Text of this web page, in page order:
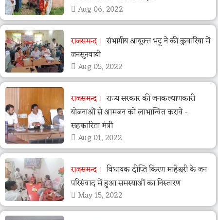
Aug 06, 2022
राजसमन्द
संभागीय आयुक्त भट्ट ने की कुवारिंया में
जनसुनवायी
Aug 05, 2022
राजसमन्द
राज्य सरकार की जनकल्याणकारी
योजनाओं से आमजन को लाभान्वित करावे -
सहकारिता मंत्री
Aug 01, 2022
राजसमन्द
विधायक दीप्ति किरण माहेश्वरी के जन
परिसंवाद में हुआ समस्याओं का निस्तारण
May 15, 2022